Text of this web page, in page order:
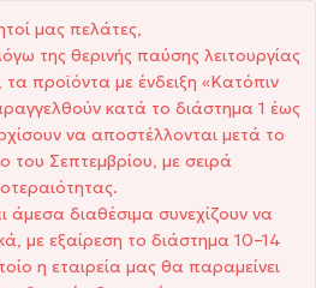
μας πελάτες,
της θερινής παύσης λειτουργίας
προϊόντα με ένδειξη «Κατόπιν
κατά το διάστημα 1 έως
να αποστέλλονται μετά το
του Σεπτεμβρίου, με σειρά
άμεσα διαθέσιμα συνεχίζουν να
με εξαίρεση το διάστημα 10–14
η εταιρεία μας θα παραμείνει